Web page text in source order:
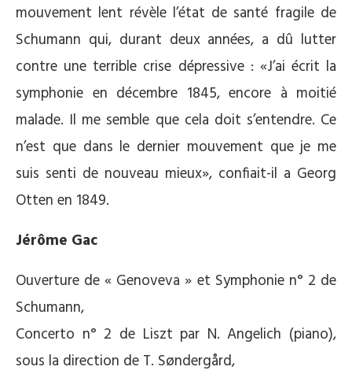
mouvement lent révèle l’état de santé fragile de
Schumann qui, durant deux années, a dû lutter
contre une terrible crise dépressive : «J’ai écrit la
symphonie en décembre 1845, encore à moitié
malade. Il me semble que cela doit s’entendre. Ce
n’est que dans le dernier mouvement que je me
suis senti de nouveau mieux», confiait-il a Georg
Otten en 1849.
Jérôme Gac
Ouverture de « Genoveva » et Symphonie n° 2 de
Schumann,
Concerto n° 2 de Liszt par N. Angelich (piano),
sous la direction de T. Søndergård,